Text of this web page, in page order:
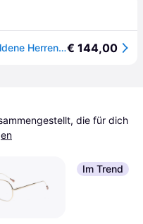
Lozza VL2442 Gubbio 5 0300 Goldene Herren Brillen€ 144,00
die für dich
Im Trend